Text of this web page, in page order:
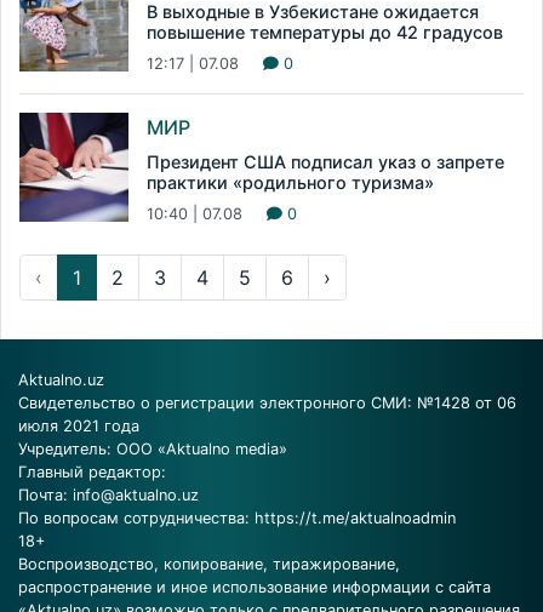
В выходные в Узбекистане ожидается
повышение температуры до 42 градусов
12:17 | 07.08 0
МИР
Президент США подписал указ о запрете
практики «родильного туризма»
10:40 | 07.08 0
‹ 1 2 3 4 5 6 ›
Aktualno.uz
Свидетельство о регистрации электронного СМИ: №1428 от 06
июля 2021 года
Учредитель: ООО «Aktualno media»
Главный редактор:
Почта: info@aktualno.uz
По вопросам сотрудничества: https://t.me/aktualnoadmin
18+
Воспроизводство, копирование, тиражирование,
распространение и иное использование информации с сайта